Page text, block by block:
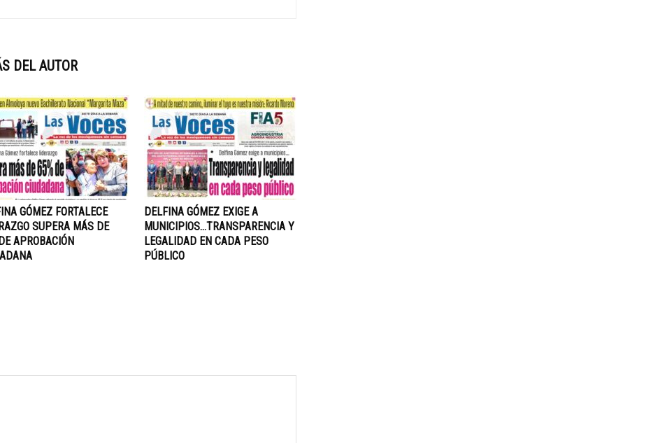
DEL AUTOR
GÓMEZ FORTALECE
SUPERA MÁS DE
APROBACIÓN
DELFINA GÓMEZ EXIGE A
MUNICIPIOS…TRANSPARENCIA Y
LEGALIDAD EN CADA PESO
PÚBLICO